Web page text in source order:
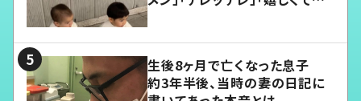
生後8ヶ月で亡くなった息子
約3年半後、当時の妻の日記に